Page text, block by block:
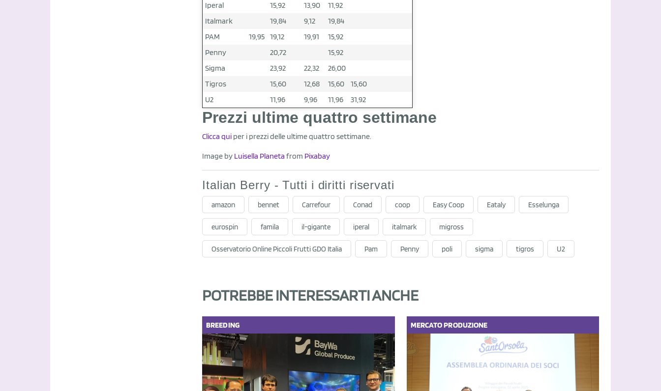
Iperal
15,92 13,90
11,92
Italmark
19,84 9,12
19,84
PAM
19,95 19,12 19,91
15,92
Penny
20,72
15,92
Sigma
23,92 22,32
26,00
Tigros
15,60 12,68 15,60
15,60
U2
11,96 9,96 11,96 31,92
Prezzi ultime quattro settimane
Clicca qui per i prezzi delle ultime quattro settimane.
Image by Luisella Planeta from Pixabay
Italian Berry - Tutti i diritti riservati
amazon bennet Carrefour Conad coop Easy Coop Eataly Esselunga
eurospin famila il-gigante iperal italmark migross
Osservatorio Online Piccoli Frutti GDO Italia Pam Penny poli sigma tigros U2
POTREBBE INTERESSARTI ANCHE
BREEDING MERCATOPRODUZIONE